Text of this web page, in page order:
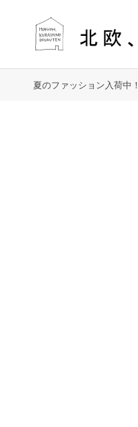
夏のファッション入荷中